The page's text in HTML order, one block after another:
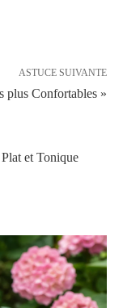
ASTUCE SUIVANTE
plus Confortables »
et Tonique